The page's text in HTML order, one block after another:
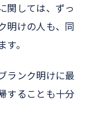
関しては、ずっ
明けの人も、同
。
ランク明けに最
することも十分